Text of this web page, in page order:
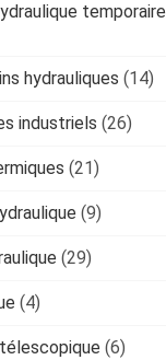
temporaire
hydrauliques (14)
industriels (26)
(21)
(9)
(29)
(4)
(6)